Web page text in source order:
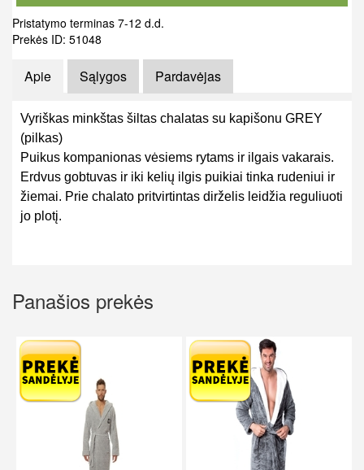
Pristatymo terminas 7-12 d.d.
Prekės ID: 51048
Apie Sąlygos Pardavėjas
Vyriškas minkštas šiltas chalatas su kapišonu GREY
(pilkas)
Puikus kompanionas vėsiems rytams ir ilgais vakarais.
Erdvus gobtuvas ir iki kelių ilgis puikiai tinka rudeniui ir
žiemai. Prie chalato pritvirtintas dirželis leidžia reguliuoti
jo plotį.
Panašios prekės